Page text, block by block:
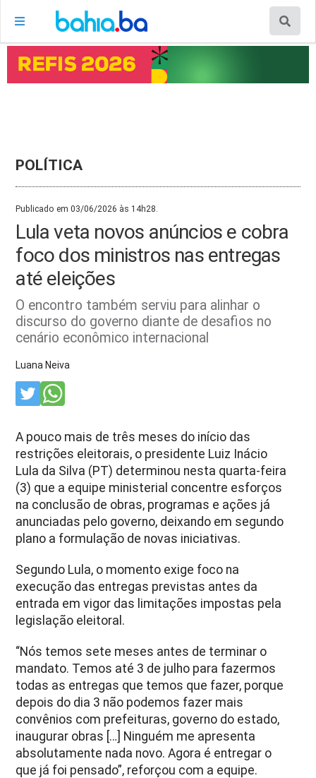
POLÍTICA
Publicado em 03/06/2026 às 14h28.
Lula veta novos anúncios e cobra
foco dos ministros nas entregas
até eleições
O encontro também serviu para alinhar o
discurso do governo diante de desafios no
cenário econômico internacional
Luana Neiva
A pouco mais de três meses do início das
restrições eleitorais, o presidente Luiz Inácio
Lula da Silva (PT) determinou nesta quarta-feira
(3) que a equipe ministerial concentre esforços
na conclusão de obras, programas e ações já
anunciadas pelo governo, deixando em segundo
plano a formulação de novas iniciativas.
Segundo Lula, o momento exige foco na
execução das entregas previstas antes da
entrada em vigor das limitações impostas pela
legislação eleitoral.
“Nós temos sete meses antes de terminar o
mandato. Temos até 3 de julho para fazermos
todas as entregas que temos que fazer, porque
depois do dia 3 não podemos fazer mais
convênios com prefeituras, governo do estado,
inaugurar obras […] Ninguém me apresenta
absolutamente nada novo. Agora é entregar o
que já foi pensado”, reforçou com a equipe.